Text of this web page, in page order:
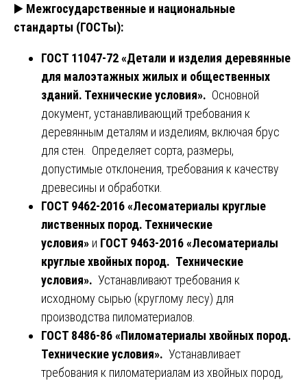
▶️ Межгосударственные и национальные
стандарты (ГОСТы):
ГОСТ 11047-72 «Детали и изделия деревянные
для малоэтажных жилых и общественных
зданий. Технические условия». Основной
документ, устанавливающий требования к
деревянным деталям и изделиям, включая брус
для стен. Определяет сорта, размеры,
допустимые отклонения, требования к качеству
древесины и обработки.
ГОСТ 9462-2016 «Лесоматериалы круглые
лиственных пород. Технические
условия» и ГОСТ 9463-2016 «Лесоматериалы
круглые хвойных пород. Технические
условия». Устанавливают требования к
исходному сырью (круглому лесу) для
производства пиломатериалов.
ГОСТ 8486-86 «Пиломатериалы хвойных пород.
Технические условия». Устанавливает
требования к пиломатериалам из хвойных пород,